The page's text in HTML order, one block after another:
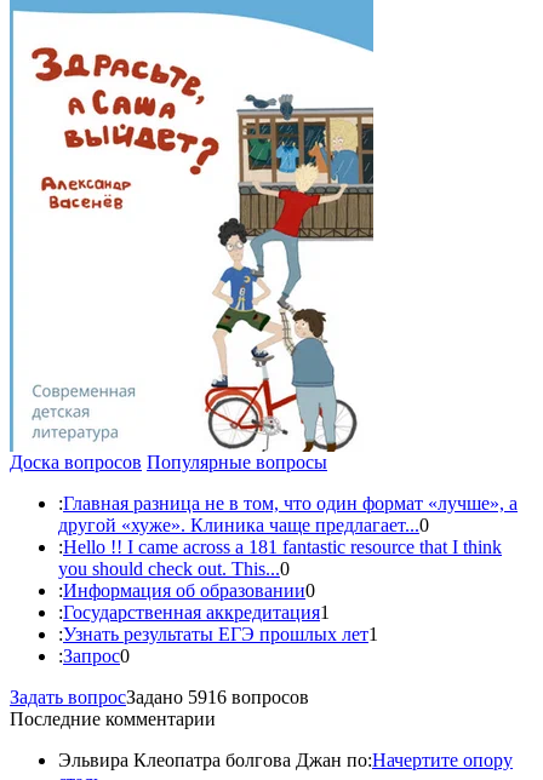
Доска вопросов Популярные вопросы
:Главная разница не в том, что один формат «лучше», а
другой «хуже». Клиника чаще предлагает...0
:Hello !! I came across a 181 fantastic resource that I think
you should check out. This...0
:Информация об образовании0
:Государственная аккредитация1
:Узнать результаты ЕГЭ прошлых лет1
:Запрос0
Задать вопросЗадано 5916 вопросов
Последние комментарии
Эльвира Клеопатра болгова Джан по:Начертите опору